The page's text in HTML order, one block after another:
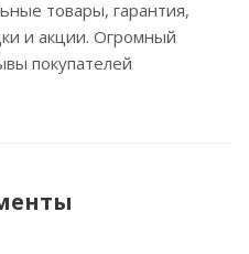
товары, гарантия,
и акции. Огромный
покупателей